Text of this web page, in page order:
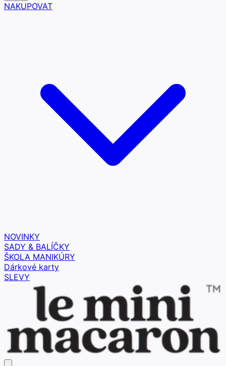
NAKUPOVAT
NOVINKY
SADY & BALÍČKY
ŠKOLA MANIKÚRY
Dárkové karty
SLEVY